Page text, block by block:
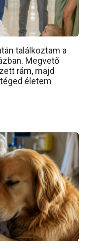
találkoztam a
Megvető
rám, majd
életem